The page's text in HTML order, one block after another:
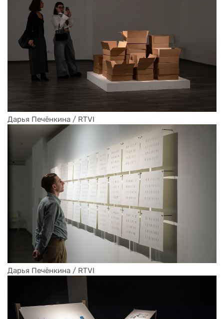
Дарья Печёнкина / RTVI
Дарья Печёнкина / RTVI